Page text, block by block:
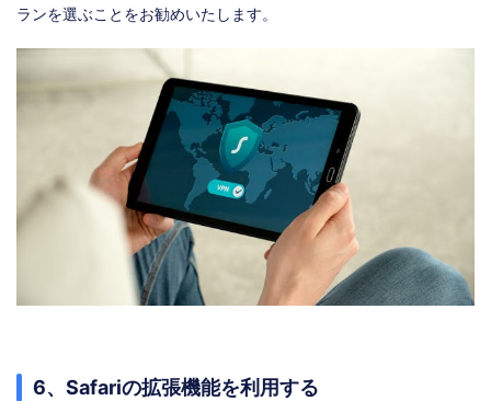
ランを選ぶことをお勧めいたします。
6、Safariの拡張機能を利用する